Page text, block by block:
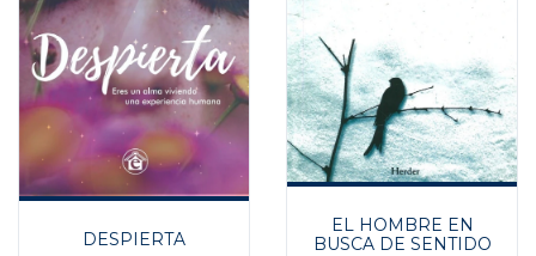
DESPIERTA
EL HOMBRE EN
BUSCA DE SENTIDO